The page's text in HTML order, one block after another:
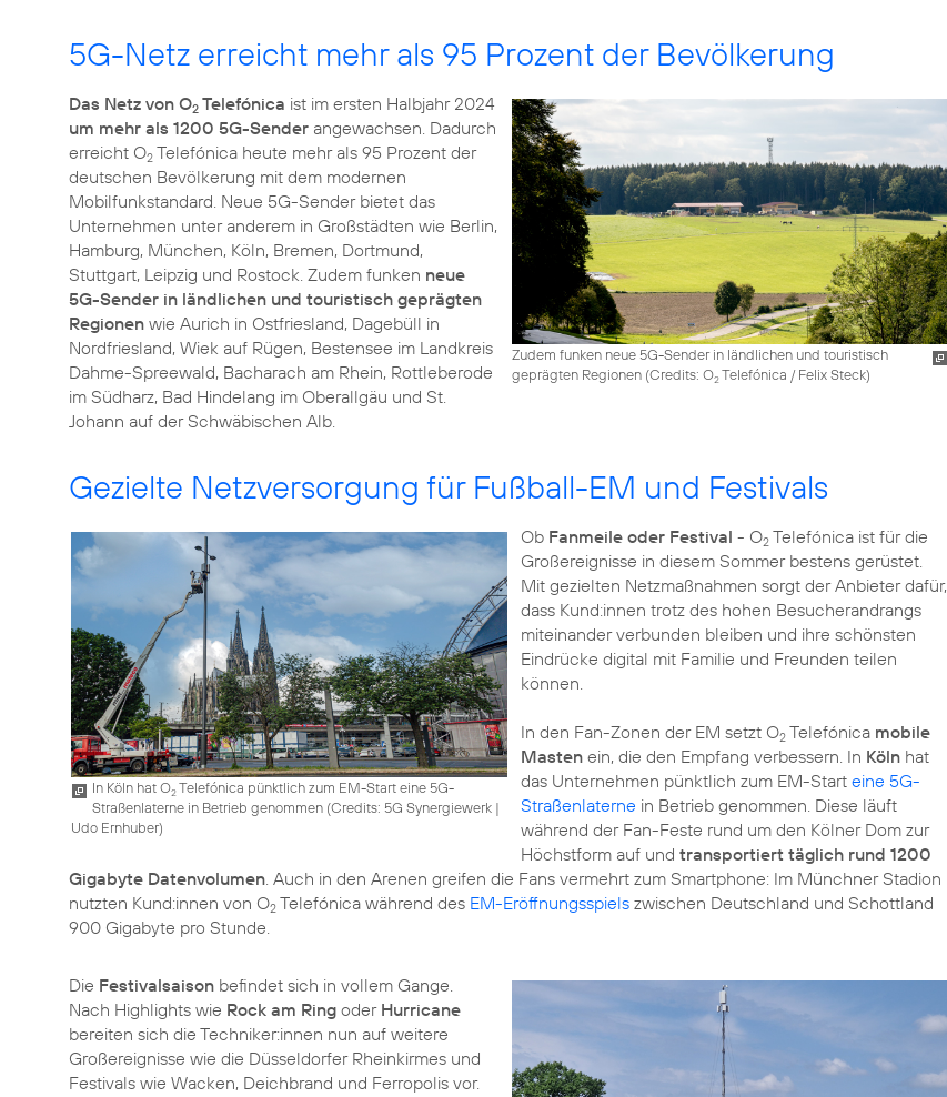
5G-Netz erreicht mehr als 95 Prozent der Bevölkerung
Zudem funken neue 5G-Sender in ländlichen und touristisch
geprägten Regionen (Credits: O2Telefónica / Felix Steck)
Das Netz von O2 Telefónica ist im ersten Halbjahr 2024
um mehr als 1200 5G-Sender angewachsen. Dadurch
erreicht O2 Telefónica heute mehr als 95 Prozent der
deutschen Bevölkerung mit dem modernen
Mobilfunkstandard. Neue 5G-Sender bietet das
Unternehmen unter anderem in Großstädten wie Berlin,
Hamburg, München, Köln, Bremen, Dortmund,
Stuttgart, Leipzig und Rostock. Zudem funken neue
5G-Sender in ländlichen und touristisch geprägten
Regionen wie Aurich in Ostfriesland, Dagebüll in
Nordfriesland, Wiek auf Rügen, Bestensee im Landkreis
Dahme-Spreewald, Bacharach am Rhein, Rottleberode
im Südharz, Bad Hindelang im Oberallgäu und St.
Johann auf der Schwäbischen Alb.
Gezielte Netzversorgung für Fußball-EM und Festivals
In Köln hat O2Telefónica pünktlich zum EM-Start eine 5G-
Straßenlaterne in Betrieb genommen (Credits: 5G Synergiewerk |
Udo Ernhuber)
Ob Fanmeile oder Festival - O2Telefónica ist für die
Großereignisse in diesem Sommer bestens gerüstet.
Mit gezielten Netzmaßnahmen sorgt der Anbieter dafür,
dass Kund:innen trotz des hohen Besucherandrangs
miteinander verbunden bleiben und ihre schönsten
Eindrücke digital mit Familie und Freunden teilen
können.
In den Fan-Zonen der EM setzt O2Telefónica mobile
Mastenein, die den Empfang verbessern. In Kölnhat
das Unternehmen pünktlich zum EM-Start eine 5G-
Straßenlaterne in Betrieb genommen. Diese läuft
während der Fan-Feste rund um den Kölner Dom zur
Höchstform auf und transportiert täglich rund 1200
Gigabyte Datenvolumen. Auch in den Arenen greifen die Fans vermehrt zum Smartphone: Im Münchner Stadion
nutzten Kund:innen von O2 Telefónica während des EM-Eröffnungsspiels zwischen Deutschland und Schottland
900 Gigabyte pro Stunde.
Die Festivalsaison befindet sich in vollem Gange.
Nach Highlights wie Rock am Ring oder Hurricane
bereiten sich die Techniker:innen nun auf weitere
Großereignisse wie die Düsseldorfer Rheinkirmes und
Festivals wie Wacken, Deichbrand und Ferropolis vor.